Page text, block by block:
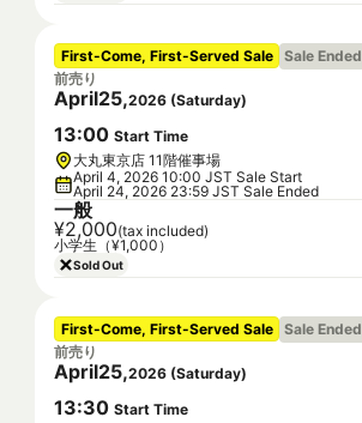
First-Come, First-Served Sale Sale Ended
前売り
April25,2026 (Saturday)
13:00 Start Time
大丸東京店 11階催事場
April 4, 2026 10:00 JST Sale Start
April 24, 2026 23:59 JST Sale Ended
一般
¥2,000(tax included)
小学生（¥1,000）
Sold Out
First-Come, First-Served Sale Sale Ended
前売り
April25,2026 (Saturday)
13:30 Start Time